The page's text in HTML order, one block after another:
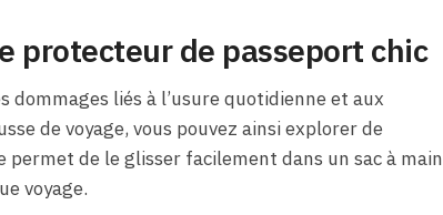
protecteur de passeport chic
liés à l’usure quotidienne et aux
de voyage, vous pouvez ainsi explorer de
de le glisser facilement dans un sac à main
voyage.